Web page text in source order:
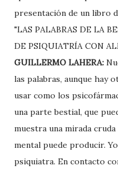
presentación de un libro
"LAS PALABRAS DE LA
DE PSIQUIATRÍA CON
GUILLERMO LAHERA:
las palabras, aunque hay
usar como los
una parte bestial, que
muestra una mirada
mental puede producir.
psiquiatra. En contacto